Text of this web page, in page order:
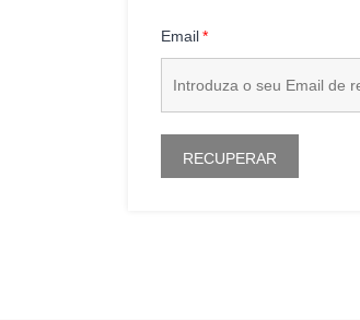
Email
RECUPERAR